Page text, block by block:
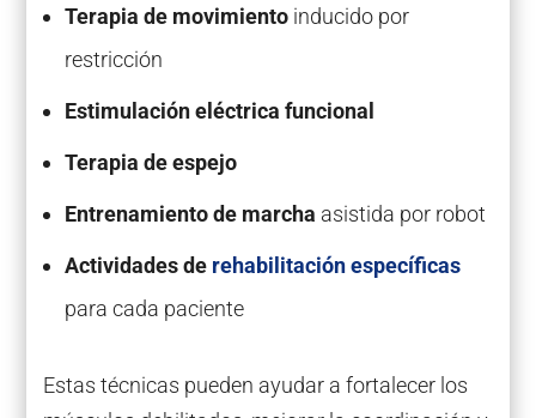
Terapia de movimientoinducido por
restricción
Estimulación eléctrica funcional
Terapia de espejo
Entrenamiento de marcha asistida por robot
Actividades de rehabilitación específicas
para cada paciente
Estas técnicas pueden ayudar a fortalecer los